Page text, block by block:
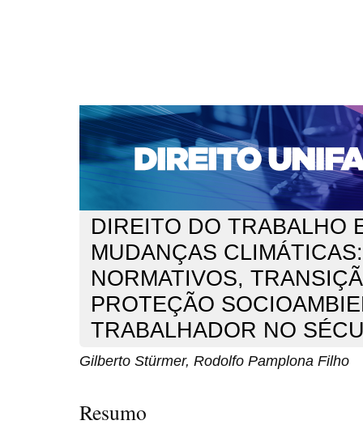
CAPA SOBRE ACESSO CADASTRO
NOTÍCIAS
EDIÇÕES DE Nº 1 A 100 WEBMAIL
Capa>n. 313 (2026) > Stürmer
DIREITO DO TRABALHO
MUDANÇAS
NORMATIVOS,
PROTEÇÃO
TRABALHADOR NO
Gilberto Stürmer, Rodolfo Pamplona Filho
Resumo